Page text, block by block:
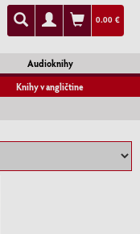
0.00 €
Audioknihy
Knihy v angličtine